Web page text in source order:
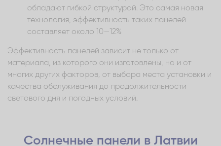
обладают гибкой структурой. Это самая новая
технология, эффективность таких панелей
составляет около 10—12%
Эффективность панелей зависит не только от
материала, из которого они изготовлены, но и от
многих других факторов, от выбора места установки и
качества обслуживания до продолжительности
светового дня и погодных условий.
Солнечные панели в Латвии